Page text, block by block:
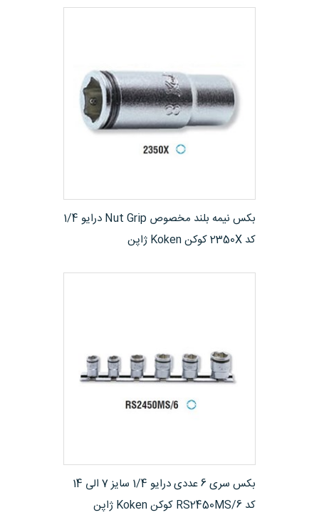
مشاهده محصول
بکس نیمه بلند مخصوص Nut Grip درایو 1/4
کد 2350X کوکن Koken ژاپن
مشاهده محصول
بکس سری 6 عددی درایو 1/4 سایز 7 الی 14
کد RS2450MS/6 کوکن Koken ژاپن